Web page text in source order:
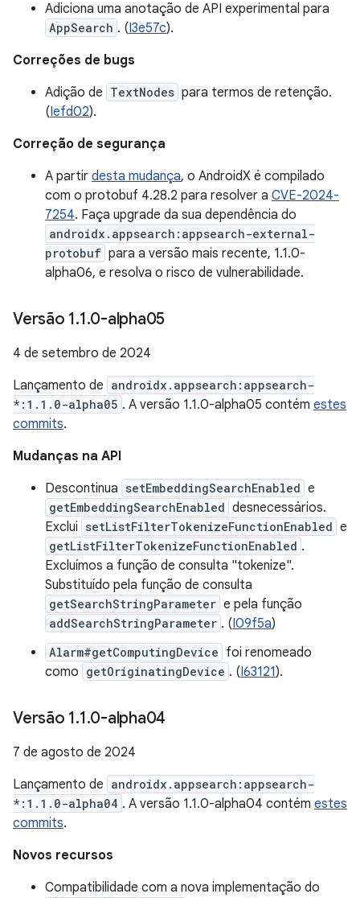
Adiciona uma anotação de API experimental para
AppSearch . (I3e57c).
Correções de bugs
Adição de TextNodes para termos de retenção.
(Iefd02).
Correção de segurança
A partir desta mudança, o AndroidX é compilado
com o protobuf 4.28.2 para resolver a CVE-2024-
7254. Faça upgrade da sua dependência do
androidx.appsearch:appsearch-external-
protobuf para a versão mais recente, 1.1.0-
alpha06, e resolva o risco de vulnerabilidade.
Versão 1.1.0-alpha05
4 de setembro de 2024
Lançamento de androidx.appsearch:appsearch-
*:1.1.0-alpha05 . A versão 1.1.0-alpha05 contém estes
commits.
Mudanças na API
Descontinua setEmbeddingSearchEnabled e
getEmbeddingSearchEnabled desnecessários.
Exclui setListFilterTokenizeFunctionEnabled e
getListFilterTokenizeFunctionEnabled .
Excluímos a função de consulta "tokenize".
Substituído pela função de consulta
getSearchStringParameter e pela função
addSearchStringParameter . (I09f5a)
Alarm#getComputingDevice foi renomeado
como getOriginatingDevice . (I63121).
Versão 1.1.0-alpha04
7 de agosto de 2024
Lançamento de androidx.appsearch:appsearch-
*:1.1.0-alpha04 . A versão 1.1.0-alpha04 contém estes
commits.
Novos recursos
Compatibilidade com a nova implementação do